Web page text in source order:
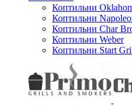
Коптильни
Коптильни
Коптильни Char
Коптильни Weber
Коптильни Start